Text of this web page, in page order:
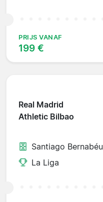
PRIJS VANAF
199 €
Real Madrid
Athletic Bilbao
Santiago Bernabéu
La Liga